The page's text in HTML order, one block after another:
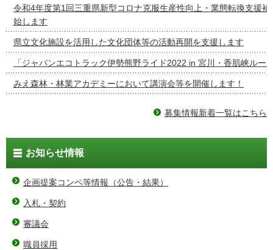
令和4年度第1回三重県新型コロナ克服生産性向上・業態転換支援
始します
県立文化施設を活用した文化団体等の活動再開を支援します
「ジャパンエコトラック伊勢熊野ライド2022 in 宮川・香肌峡ルー
みえ森林・林業アカデミーにおいて講演会等を開催します！
募集情報新着一覧はこちら
お知らせ情報
企画提案コンペ等情報（公告・結果）
入札・契約
審議会
職員採用